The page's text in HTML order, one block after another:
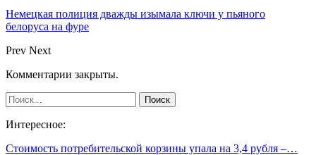
Немецкая полиция дважды изымала ключи у пьяного
белоруса на фуре
Prev Next
Комментарии закрыты.
Интересное:
Стоимость потребительской корзины упала на 3,4 рубля –…